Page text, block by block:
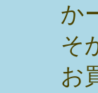
か
そ
お